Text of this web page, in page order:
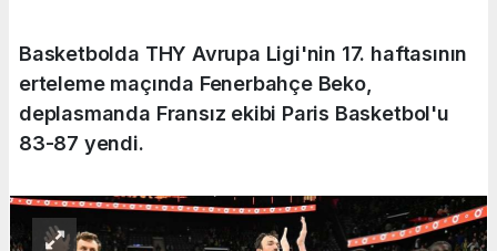
Basketbolda THY Avrupa Ligi'nin 17. haftasının
erteleme maçında Fenerbahçe Beko,
deplasmanda Fransız ekibi Paris Basketbol'u
83-87 yendi.